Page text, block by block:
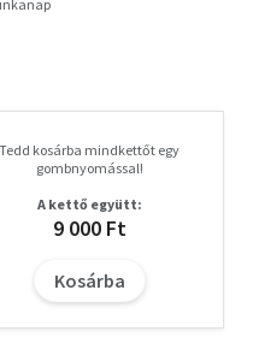
Tedd kosárba mindkettőt egy
gombnyomással!
A kettő együtt:
9 000 Ft
Kosárba